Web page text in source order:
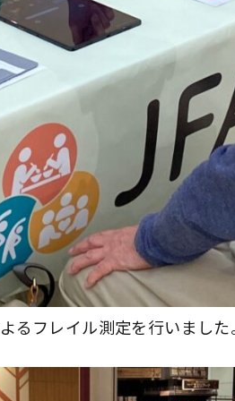
フレイル測定を行いました